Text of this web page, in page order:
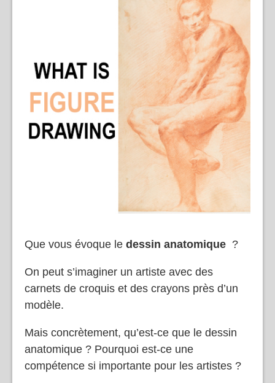
Que vous évoque le dessin anatomique ?
On peut s’imaginer un artiste avec des
carnets de croquis et des crayons près d’un
modèle.
Mais concrètement, qu’est-ce que le dessin
anatomique ? Pourquoi est-ce une
compétence si importante pour les artistes ?